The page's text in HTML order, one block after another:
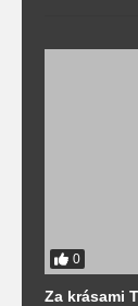
0
Za krásami